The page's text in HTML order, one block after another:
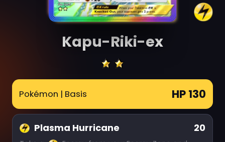
Kapu-Riki-ex
Pokémon | Basis HP 130
Plasma Hurricane 20